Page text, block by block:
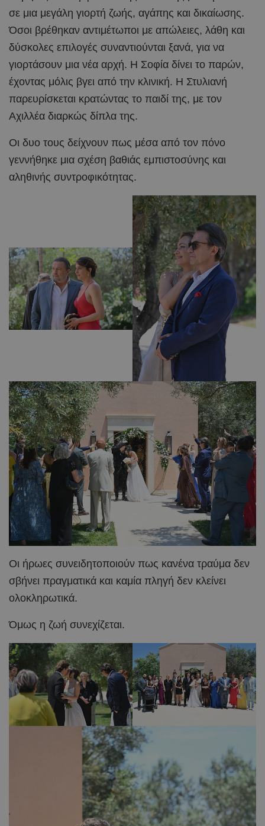
σε μια μεγάλη γιορτή ζωής, αγάπης και δικαίωσης.
Όσοι βρέθηκαν αντιμέτωποι με απώλειες, λάθη και
δύσκολες επιλογές συναντιούνται ξανά, για να
γιορτάσουν μια νέα αρχή. Η Σοφία δίνει το παρών,
έχοντας μόλις βγει από την κλινική. Η Στυλιανή
παρευρίσκεται κρατώντας το παιδί της, με τον
Αχιλλέα διαρκώς δίπλα της.
Οι δυο τους δείχνουν πως μέσα από τον πόνο
γεννήθηκε μια σχέση βαθιάς εμπιστοσύνης και
αληθινής συντροφικότητας.
Οι ήρωες συνειδητοποιούν πως κανένα τραύμα δεν
σβήνει πραγματικά και καμία πληγή δεν κλείνει
ολοκληρωτικά.
Όμως η ζωή συνεχίζεται.